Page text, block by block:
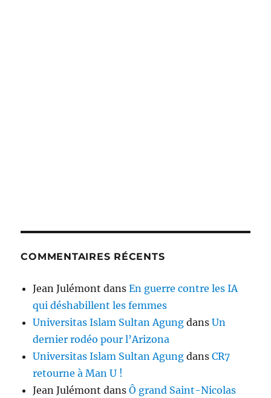
COMMENTAIRES RÉCENTS
Jean Julémont dansEn guerre contre les IA
qui déshabillent les femmes
Universitas Islam Sultan Agung dansUn
dernier rodéo pour l’Arizona
Universitas Islam Sultan Agung dansCR7
retourne à Man U !
Jean Julémont dansÔ grand Saint-Nicolas